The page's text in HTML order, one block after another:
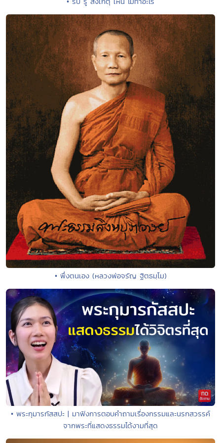
• พึ่งตนเอง (หลวงพ่อจรัญ ฐิตธมฺโม)
• พระกุมารกัสสปะ | มาฟังการตอบคำถามเรื่องกรรมและนรกสวรรค์
จากพระที่แสดงธรรมได้งามที่สุด